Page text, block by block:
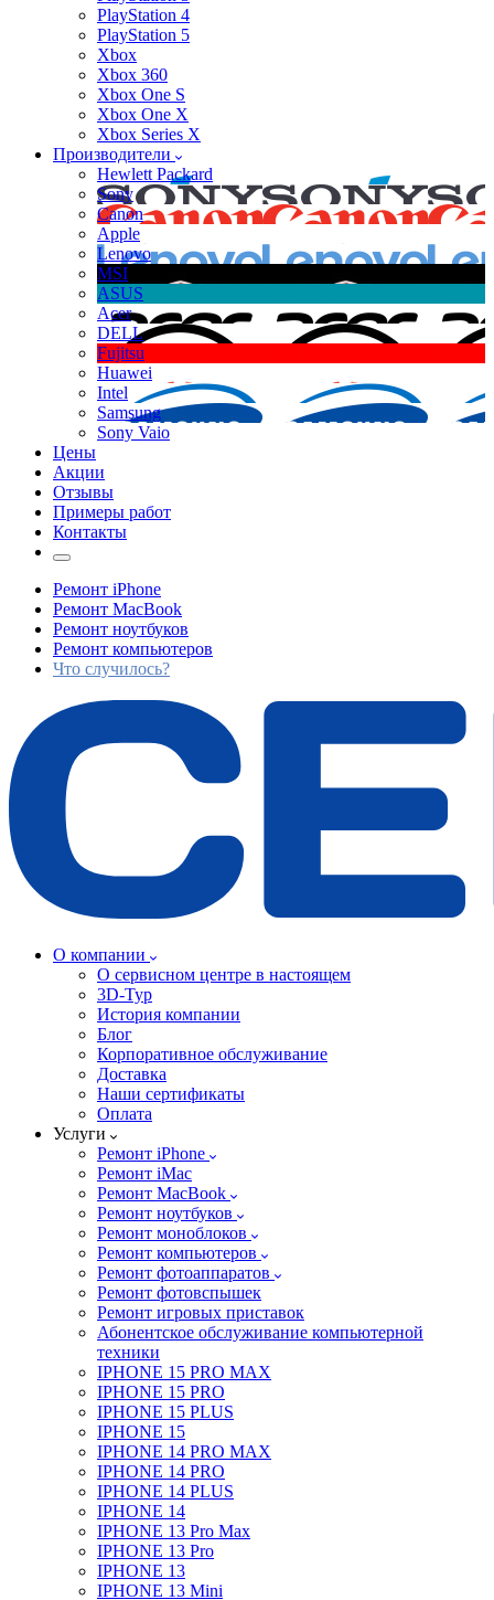
PlayStation 4
PlayStation 5
Xbox
Xbox 360
Xbox One S
Xbox One X
Xbox Series X
Производители
Hewlett Packard
Sony
Canon
Apple
Lenovo
MSI
ASUS
Acer
DELL
Fujitsu
Huawei
Intel
Samsung
Sony Vaio
Цены
Акции
Отзывы
Примеры работ
Контакты
Ремонт iPhone
Ремонт MacBook
Ремонт ноутбуков
Ремонт компьютеров
Что случилось?
О компании
О сервисном центре в настоящем
3D-Тур
История компании
Блог
Корпоративное обслуживание
Доставка
Наши сертификаты
Оплата
Услуги
Ремонт iPhone
Ремонт iMac
Ремонт MacBook
Ремонт ноутбуков
Ремонт моноблоков
Ремонт компьютеров
Ремонт фотоаппаратов
Ремонт фотовспышек
Ремонт игровых приставок
Абонентское обслуживание компьютерной
техники
IPHONE 15 PRO MAX
IPHONE 15 PRO
IPHONE 15 PLUS
IPHONE 15
IPHONE 14 PRO MAX
IPHONE 14 PRO
IPHONE 14 PLUS
IPHONE 14
IPHONE 13 Pro Max
IPHONE 13 Pro
IPHONE 13
IPHONE 13 Mini